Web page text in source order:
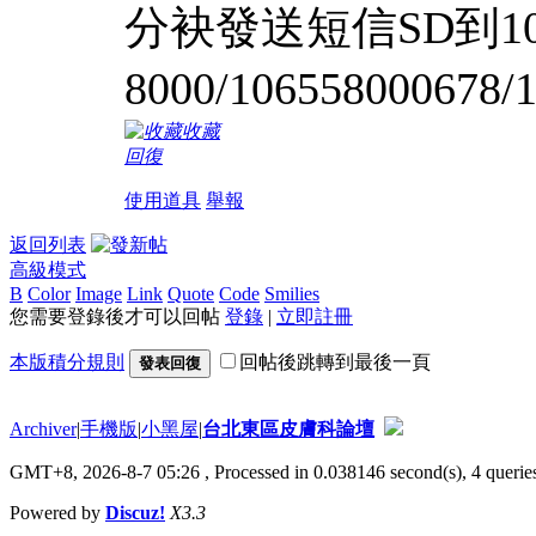
分袂發送短信SD到
8000/106558000678/
收藏
回復
使用道具 舉報
返回列表
高級模式
B Color Image Link Quote Code Smilies
您需要登錄後才可以回帖 登錄 | 立即註冊
本版積分規則 發表回復 回帖後跳轉到最後一頁
Archiver|手機版|小黑屋|台北東區皮膚科論壇
GMT+8, 2026-8-7 05:26 , Processed in 0.038146 second(s), 4
Powered by Discuz! X3.3